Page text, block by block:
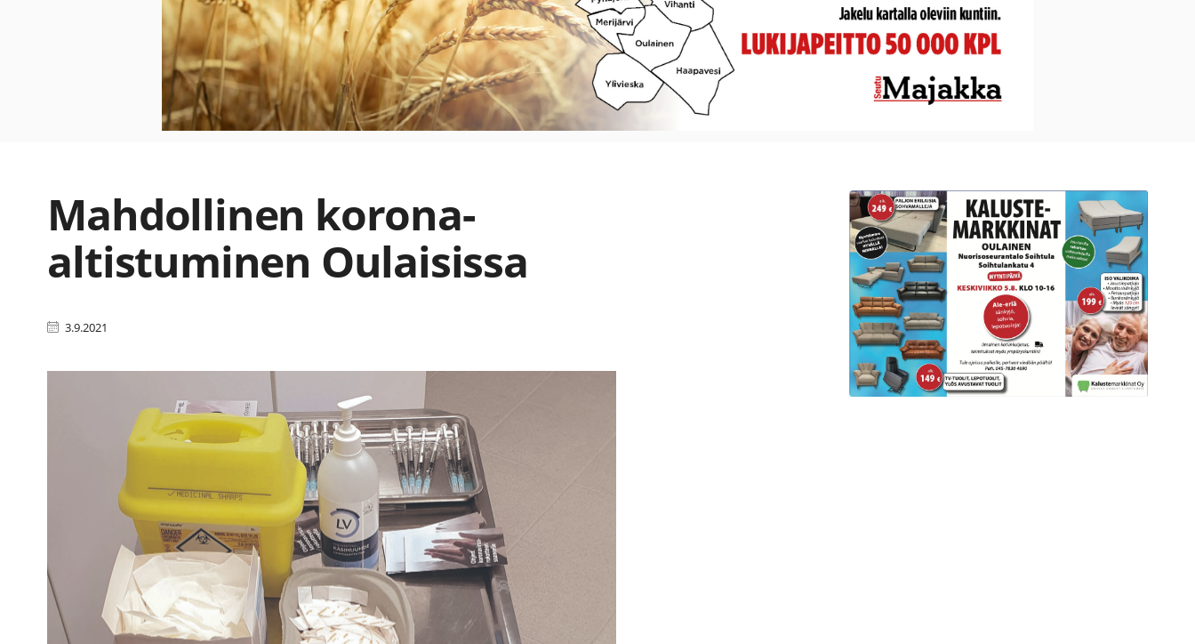
Mahdollinen korona-
altistuminen Oulaisissa
3.9.2021